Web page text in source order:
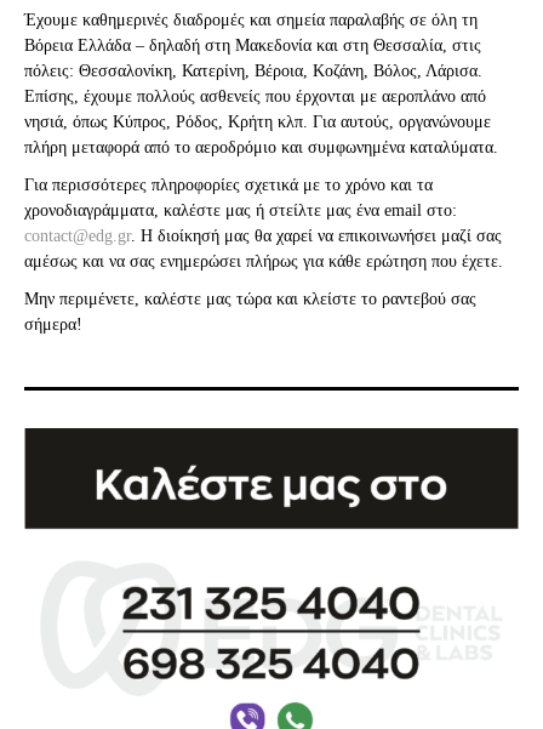
Έχουμε καθημερινές διαδρομές και σημεία παραλαβής σε όλη τη
Βόρεια Ελλάδα – δηλαδή στη Μακεδονία και στη Θεσσαλία, στις
πόλεις: Θεσσαλονίκη, Κατερίνη, Βέροια, Κοζάνη, Βόλος, Λάρισα.
Επίσης, έχουμε πολλούς ασθενείς που έρχονται με αεροπλάνο από
νησιά, όπως Κύπρος, Ρόδος, Κρήτη κλπ. Για αυτούς, οργανώνουμε
πλήρη μεταφορά από το αεροδρόμιο και συμφωνημένα καταλύματα.
Για περισσότερες πληροφορίες σχετικά με το χρόνο και τα
χρονοδιαγράμματα, καλέστε μας ή στείλτε μας ένα email στο:
contact@edg.gr. Η διοίκησή μας θα χαρεί να επικοινωνήσει μαζί σας
αμέσως και να σας ενημερώσει πλήρως για κάθε ερώτηση που έχετε.
Μην περιμένετε, καλέστε μας τώρα και κλείστε το ραντεβού σας
σήμερα!